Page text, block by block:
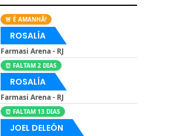
🚨 É AMANHÃ!
ROSALÍA
Farmasi Arena - RJ
⏰ FALTAM 2 DIAS
ROSALÍA
Farmasi Arena - RJ
⏰ FALTAM 13 DIAS
JOEL DELEÓN